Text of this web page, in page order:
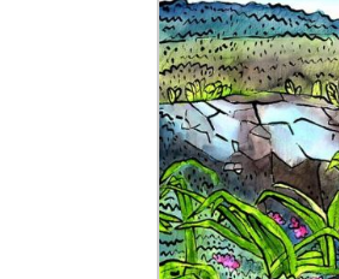
Brazylia udziela
Donieck bez wody i z
Sondaż: Stary czy
Sondaż: Andrzej
Kolejne zapowiedzi